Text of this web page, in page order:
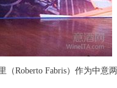
Roberto Fabris）作为中意两